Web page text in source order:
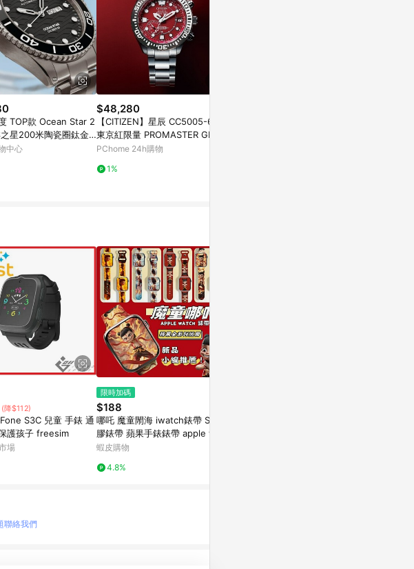
TOP款 Ocean Star 2
星200米陶瓷圈鈦金
M6(M042430440510
中心
$48,280
【CITIZEN】星辰 CC5005-68Z
東京紅限量 PROMASTER GPS
衛星對時 鈦金屬 光動能 潛水錶
PChome 24h購物
1%
(降$112)
S3C 兒童 手錶 通
護孩子 freesim
場
限時加碼
$188
哪吒 魔童閙海 iwatch錶帶 S11矽
膠錶帶 蘋果手錶錶帶 apple wat
ch s9錶帶 iwatch se錶帶
蝦皮購物
4.8%
聯絡我們